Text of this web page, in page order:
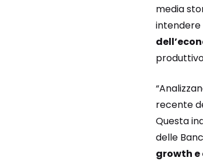
media
intendere
recente
Questa
delle
growth